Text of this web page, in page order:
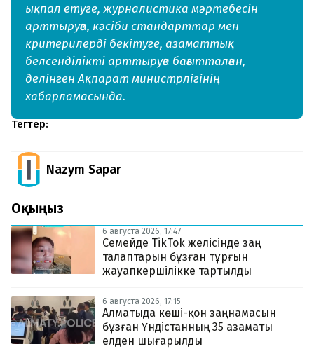
ықпал етуге, журналистика мәртебесін
арттыруға, кәсіби стандарттар мен
критерилерді бекітуге, азаматтық
белсенділікті арттыруға бағытталған,
делінген Ақпарат министрлігінің
хабарламасында.
Тегтер:
Nazym Sapar
Оқыңыз
6 августа 2026, 17:47
Семейде TikTok желісінде заң
талаптарын бұзған тұрғын
жауапкершілікке тартылды
6 августа 2026, 17:15
Алматыда көші-қон заңнамасын
бұзған Үндістанның 35 азаматы
елден шығарылды